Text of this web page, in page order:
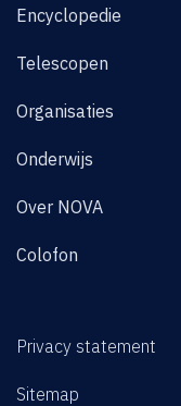
Encyclopedie
Telescopen
Organisaties
Onderwijs
Over NOVA
Colofon
Privacy statement
Sitemap